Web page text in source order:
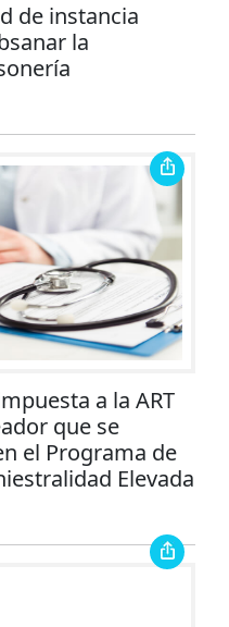
de instancia
la
a la ART
que se
el Programa de
Elevada